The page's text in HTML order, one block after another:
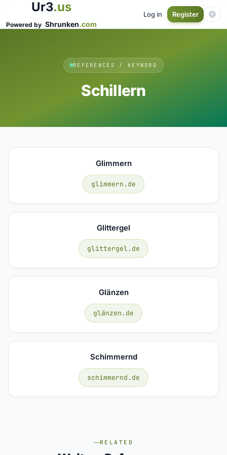
Ur3.us
Powered by Shrunken.com
Log in Register
REFERENCES / KEYWORD
Schillern
Glimmern
glimmern.de
Glittergel
glittergel.de
Glänzen
glänzen.de
Schimmernd
schimmernd.de
RELATED